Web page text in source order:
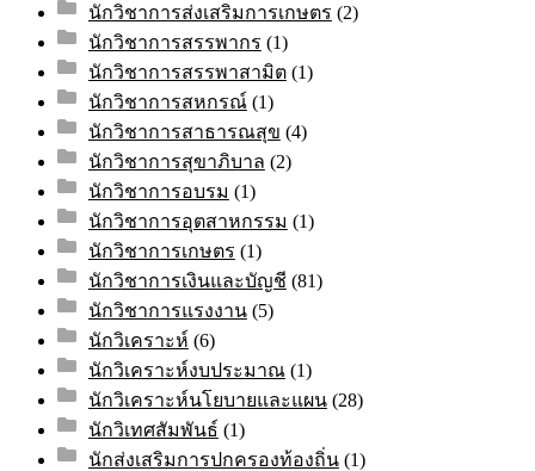
นักวิชาการส่งเสริมการเกษตร (2)
นักวิชาการสรรพากร (1)
นักวิชาการสรรพาสามิต (1)
นักวิชาการสหกรณ์ (1)
นักวิชาการสาธารณสุข (4)
นักวิชาการสุขาภิบาล (2)
นักวิชาการอบรม (1)
นักวิชาการอุตสาหกรรม (1)
นักวิชาการเกษตร (1)
นักวิชาการเงินและบัญชี (81)
นักวิชาการแรงงาน (5)
นักวิเคราะห์ (6)
นักวิเคราะห์งบประมาณ (1)
นักวิเคราะห์นโยบายและแผน (28)
นักวิเทศสัมพันธ์ (1)
นักส่งเสริมการปกครองท้องถิ่น (1)